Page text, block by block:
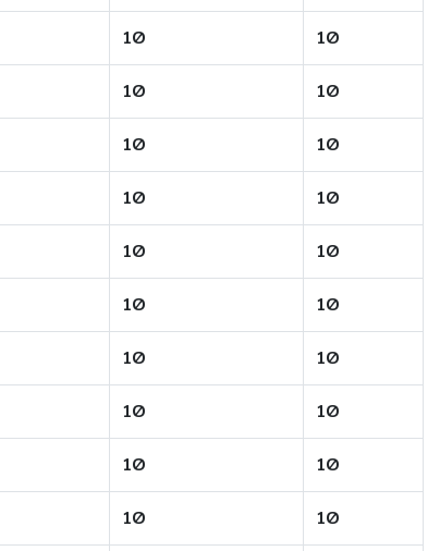
10
10
10
10
10
10
10
10
10
10
10
10
10
10
10
10
10
10
10
10